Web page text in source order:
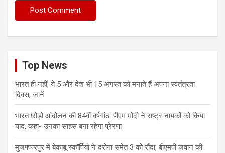
Top News
भारत ही नहीं, ये 5 और देश भी 15 अगस्त को मनाते हैं अपना स्वतंत्रता
दिवस, जानें
भारत छोड़ो आंदोलन की 84वीं वर्षगांठ: पीएम मोदी ने राष्ट्र नायकों को किया
याद, कहा- उनका साहस बना रहेगा प्रेरणा
मुजफ्फरपुर में बेकाबू स्कॉर्पियो ने दरोगा समेत 3 को रौंदा, बीएमपी जवान की